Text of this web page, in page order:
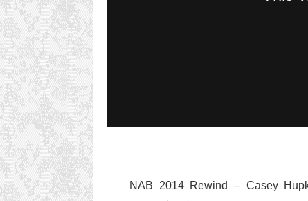
NAB 2014 Rewind – Casey